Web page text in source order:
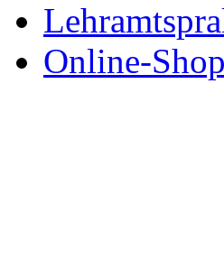
Online-Shop